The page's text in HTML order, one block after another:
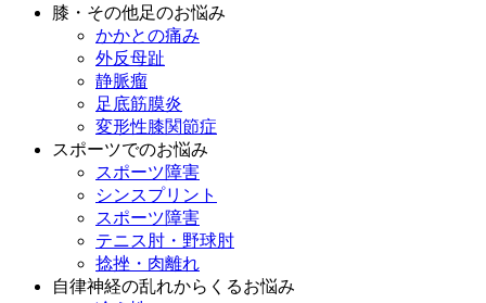
膝・その他足のお悩み
かかとの痛み
外反母趾
静脈瘤
足底筋膜炎
変形性膝関節症
スポーツでのお悩み
スポーツ障害
シンスプリント
スポーツ障害
テニス肘・野球肘
捻挫・肉離れ
自律神経の乱れからくるお悩み